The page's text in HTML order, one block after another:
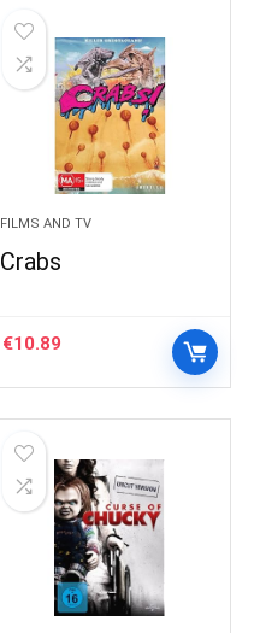
FILMS AND TV
Crabs
€10.89